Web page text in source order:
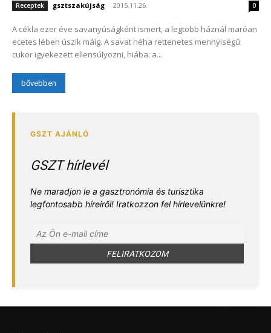
Receptek gsztszakújság - 2015.11.26. 0
A cékla ezer éve savanyúságként ismert, a legtöbb háznál maróan
ecetes lében úszik máig. A savat néha rettenetes mennyiségű
cukor igyekezett ellensúlyozni, hiába: a...
bővebben
GSZT hírlevél
Ne maradjon le a gasztronómia és turisztika
legfontosabb híreiről! Iratkozzon fel hírlevelünkre!